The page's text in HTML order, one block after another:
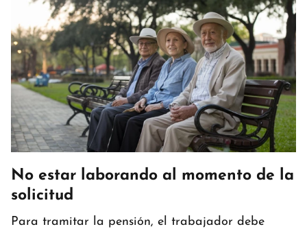
No estar laborando al momento de la
solicitud
Para tramitar la pensión, el trabajador debe